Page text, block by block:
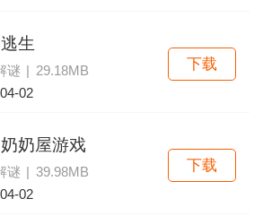
生
谜 | 29.18MB
02
下载
奶屋游戏
谜 | 39.98MB
02
下载